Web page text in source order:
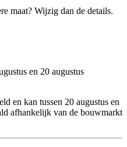
maat? Wijzig dan de details.
en 20 augustus
en kan tussen 20 augustus en
afhankelijk van de bouwmarkt